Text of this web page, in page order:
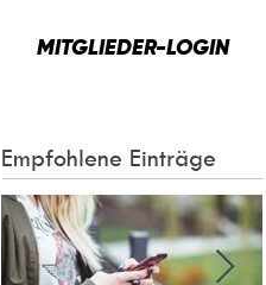
MITGLIEDER-LOGIN
Empfohlene Einträge